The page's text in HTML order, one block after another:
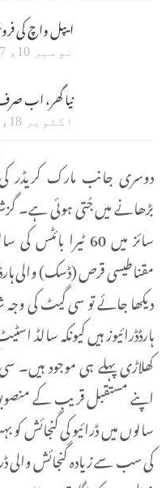
ایپل واچ کی
نومبر 10، 2017
نیا گھر، اب
اکتوبر 18، 2017
دوسری جانب مارک کریڈر
بڑھانے میں جُتی ہوئی ہے۔
سائز میں 60 ٹیرا
مقناطیسی قرص (ڈسک) والی
دیکھا جائے تو سی گیٹ کی
ہارڈڈرائیوز ہیں کیونکہ
کھلاڑی پہلے ہی موجود
اپنے مستقبل قریب کے
سالوں میں ڈرائیو کی گنجائش